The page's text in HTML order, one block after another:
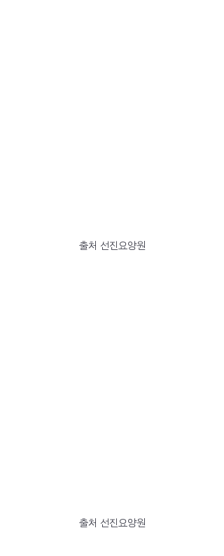
출처 선진요양원
출처 선진요양원